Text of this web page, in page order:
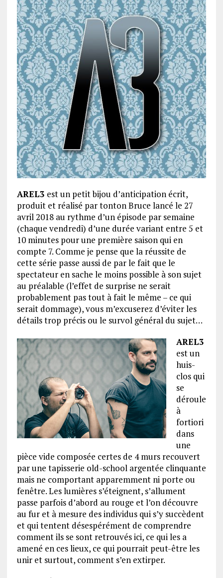
AREL3 est un petit bijou d’anticipation écrit,
produit et réalisé par tonton Bruce lancé le 27
avril 2018 au rythme d’un épisode par semaine
(chaque vendredi) d’une durée variant entre 5 et
10 minutes pour une première saison qui en
compte 7. Comme je pense que la réussite de
cette série passe aussi de par le fait que le
spectateur en sache le moins possible à son sujet
au préalable (l’effet de surprise ne serait
probablement pas tout à fait le même – ce qui
serait dommage), vous m’excuserez d’éviter les
détails trop précis ou le survol général du sujet…
AREL3
est un
huis-
clos qui
se
déroule
à
fortiori
dans
une
pièce vide composée certes de 4 murs recouvert
par une tapisserie old-school argentée clinquante
mais ne comportant apparemment ni porte ou
fenêtre. Les lumières s’éteignent, s’allument
passe parfois d’abord au rouge et l’on découvre
au fur et à mesure des individus qui s’y succèdent
et qui tentent désespérément de comprendre
comment ils se sont retrouvés ici, ce qui les a
amené en ces lieux, ce qui pourrait peut-être les
unir et surtout, comment s’en extirper.